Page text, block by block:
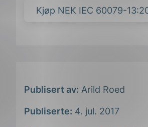
Kjøp NEK IEC 60079-
Publisert av: Arild Roed
Publiserte: 4. jul. 2017